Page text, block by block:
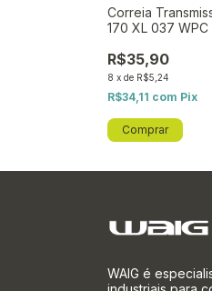
Correia
170 XL 037 WPC
R$35,90
8 x de R$5,24
R$34,11 com Pix
WAIG é